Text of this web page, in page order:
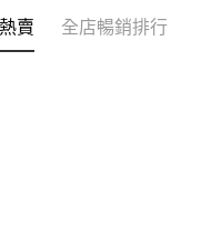
賣 全店暢銷排行